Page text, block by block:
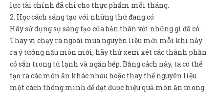
lực tài chính đã chi cho thực phẩm mỗi tháng.
2. Học cách sáng tạo với những thứ đang có
Hãy sử dụng sự sáng tạo của bản thân với những gì đã có.
Thay vì chạy ra ngoài mua nguyên liệu mới mỗi khi nảy
ra ý tưởng nấu món mới, hãy thử xem xét các thành phần
có sẵn trong tủ lạnh và ngăn bếp. Bằng cách này, ta có thể
tạo ra các món ăn khác nhau hoặc thay thế nguyên liệu
một cách thông minh để đạt được hiệu quả món ăn mong